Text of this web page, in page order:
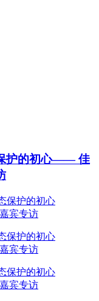
护的初心—— 佳